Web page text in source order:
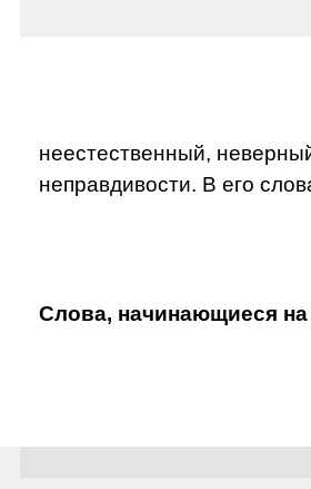
неестественный,
неправдивости. В его
Слова, начинающиеся на